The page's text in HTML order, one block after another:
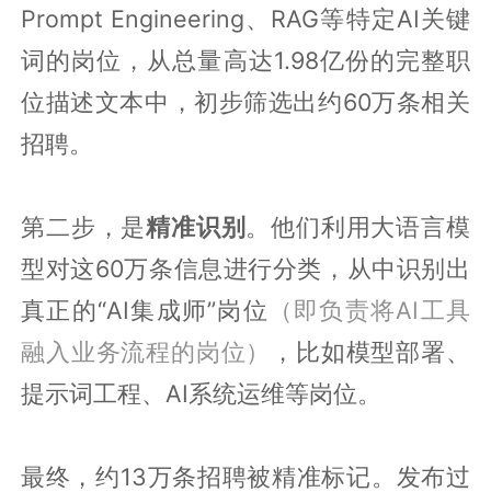
Prompt Engineering、RAG等特定AI关键
词的岗位，从总量高达1.98亿份的完整职
位描述文本中，初步筛选出约60万条相关
招聘。
第二步，是精准识别 。他们利用大语言模
型对这60万条信息进行分类，从中识别出
真正的“AI集成师”岗位
（即负责将AI工具
融入业务流程的岗位）
，比如模型部署、
提示词工程、AI系统运维等岗位。
最终，约13万条招聘被精准标记。发布过